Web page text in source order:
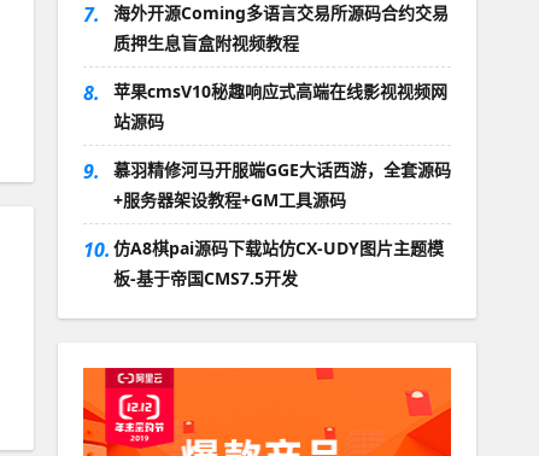
7.
海外开源Coming多语言交易所源码合约交易
质押生息盲盒附视频教程
8.
苹果cmsV10秘趣响应式高端在线影视视频网
站源码
9.
慕羽精修河马开服端GGE大话西游，全套源码
+服务器架设教程+GM工具源码
10. 仿A8棋pai源码下载站仿CX-UDY图片主题模
板-基于帝国CMS7.5开发